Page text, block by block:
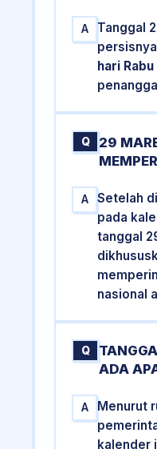
A
Tanggal
hari Rabu
Q
29
A
Setelah
pada
tanggal
nasional
Q
ADA
A
Menurut
kalender